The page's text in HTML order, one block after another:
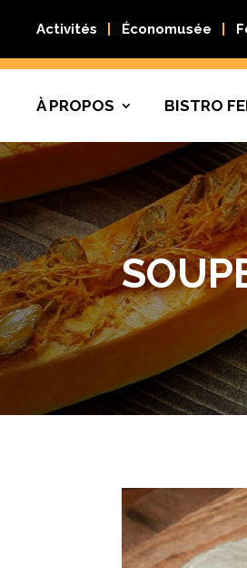
Activités Économusée
À PROPOS BISTRO